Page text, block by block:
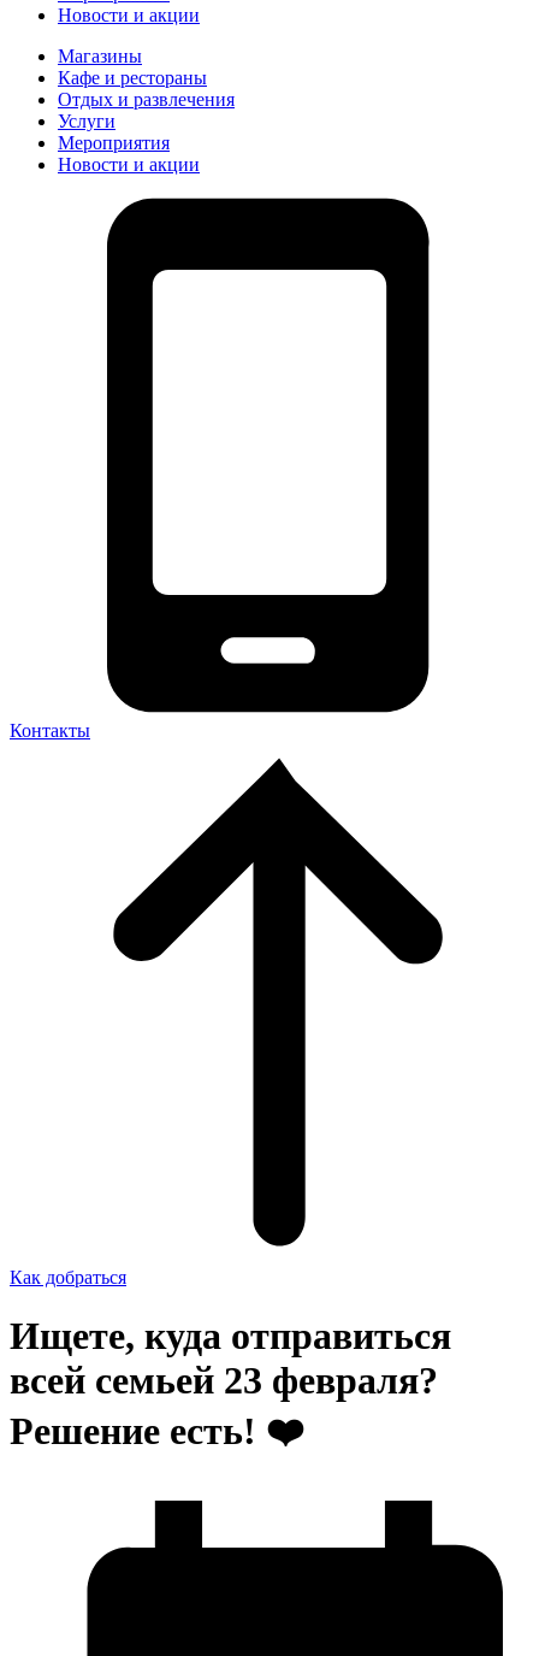
Новости и акции
Магазины
Кафе и рестораны
Отдых и развлечения
Услуги
Мероприятия
Новости и акции
Контакты
Как добраться
Ищете, куда отправиться
всей семьей 23 февраля?
Решение есть! ❤️